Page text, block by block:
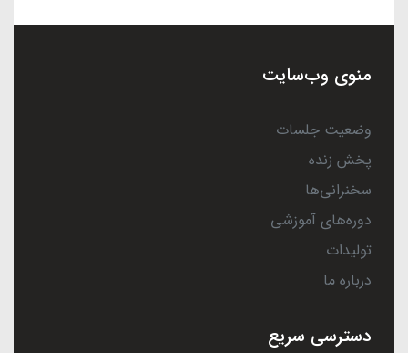
منوی وب‌سایت
وضعیت جلسات
پخش زنده
سخنرانی‌ها
دوره‌های آموزشی
تولیدات
درباره ما
دسترسی سریع